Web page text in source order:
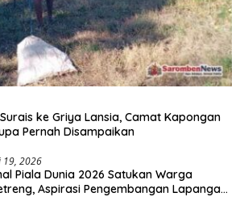
Surais ke Griya Lansia, Camat Kapongan
Pernah Disampaikan
19, 2026
Piala Dunia 2026 Satukan Warga
Aspirasi Pengembangan Lapangan